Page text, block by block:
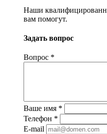
Наши
вам помогут.
Задать вопрос
Вопрос *
Ваше имя *
Телефон *
E-mail